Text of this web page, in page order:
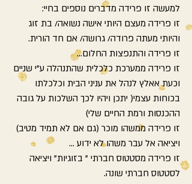
למעשה זו פרידה מדברים נוספים בחיי:
זו פרידה מעצם היותי אישה נשואה/ בת זוג
והיותי מעתה פרודה/ גרושה/ אם חד הורית.
זו פרידה והתנפצות החלום...
זו פרידה ממערכת כלכלית שהתנהלה ע"י שניים
וכעת אאלץ לנהל את עניני הבית וכלכלתו
בכוחות עצמי( יתכן ויהיו לכך השלכות על גובה
ההכנסות ורמת החיים שלי)
זו פרידה ממשהו מוכר (גם אם לא תמיד מטיב)
ויציאה אל עבר משהו לא ידוע ...
זו פרידה מסטטוס חברתי " בזוגיות" ויציאה
לסטטוס חברתי שונה.